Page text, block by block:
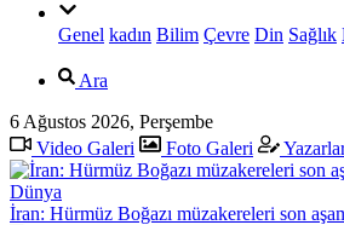
Genel kadın Bilim Çevre Din Sağlık
Ara
6 Ağustos 2026, Perşembe
Video Galeri
Foto Galeri
Dünya
İran: Hürmüz Boğazı müzakereleri son